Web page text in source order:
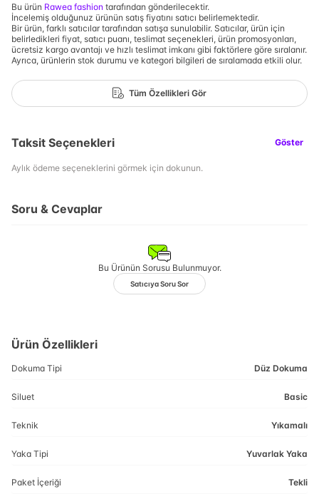
Bu ürün Rawea fashion tarafından gönderilecektir.
İncelemiş olduğunuz ürünün satış fiyatını satıcı belirlemektedir.
Bir ürün, farklı satıcılar tarafından satışa sunulabilir. Satıcılar, ürün için
belirledikleri fiyat, satıcı puanı, teslimat seçenekleri, ürün promosyonları,
ücretsiz kargo avantajı ve hızlı teslimat imkanı gibi faktörlere göre sıralanır.
Ayrıca, ürünlerin stok durumu ve kategori bilgileri de sıralamada etkili olur.
Tüm Özellikleri Gör
Taksit Seçenekleri Göster
Aylık ödeme seçeneklerini görmek için dokunun.
Soru & Cevaplar
Bu Ürünün Sorusu Bulunmuyor.
Satıcıya Soru Sor
Ürün Özellikleri
Dokuma Tipi Düz Dokuma
Siluet Basic
Teknik Yıkamalı
Yaka Tipi Yuvarlak Yaka
Paket İçeriği Tekli